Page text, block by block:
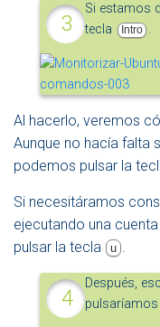
Si estamos
tecla
Intro .
Al hacerlo, veremos
Aunque no hacía falta
podemos pulsar la
Si necesitáramos
ejecutando una
pulsar la tecla
u .
Después,
pulsaríamos